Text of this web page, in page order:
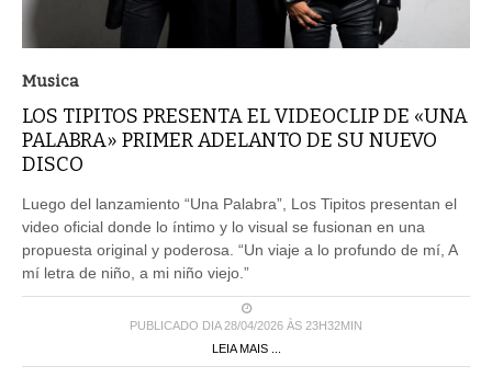
Musica
LOS TIPITOS PRESENTA EL VIDEOCLIP DE «UNA
PALABRA» PRIMER ADELANTO DE SU NUEVO
DISCO
Luego del lanzamiento “Una Palabra”, Los Tipitos presentan el
video oficial donde lo íntimo y lo visual se fusionan en una
propuesta original y poderosa. “Un viaje a lo profundo de mí, A
mí letra de niño, a mi niño viejo.”
PUBLICADO DIA 28/04/2026 ÀS 23H32MIN
LEIA MAIS ...